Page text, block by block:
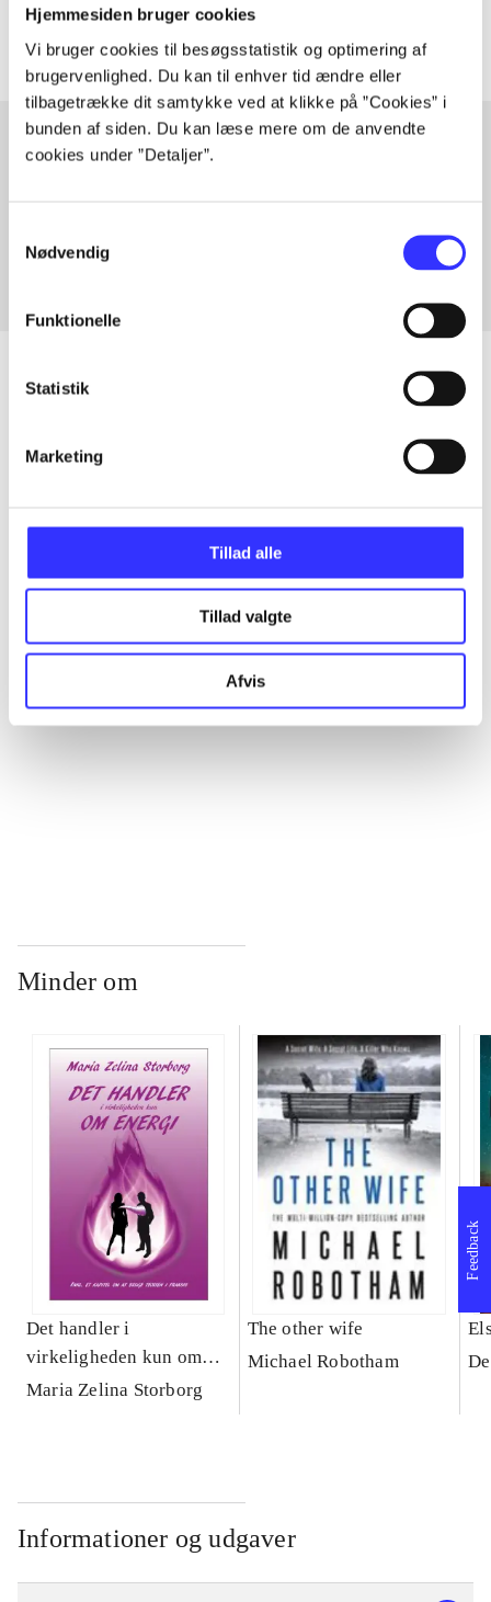
Hjemmesiden bruger cookies
Vi bruger cookies til besøgsstatistik og optimering af
brugervenlighed. Du kan til enhver tid ændre eller
tilbagetrække dit samtykke ved at klikke på ”Cookies” i
bunden af siden. Du kan læse mere om de anvendte
cookies under ”Detaljer”.
Nødvendig
Funktionelle
Statistik
Marketing
Tillad alle
Tillad valgte
Afvis
Alle registrerede artikler fordelt på udgivelser
...
Minder om
Det handler i
virkeligheden kun om
energi
Maria Zelina Storborg
The other wife
Michael Robotham
Informationer og udgaver
Feedback